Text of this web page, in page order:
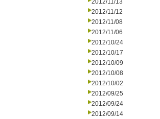
2012/11/13
2012/11/12
2012/11/08
2012/11/06
2012/10/24
2012/10/17
2012/10/09
2012/10/08
2012/10/02
2012/09/25
2012/09/24
2012/09/14